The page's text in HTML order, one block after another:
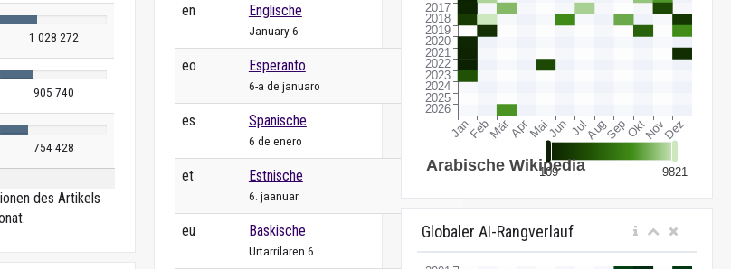
1 028 272
905 740
754 428
des Artikels
en Englische
January 6
eo Esperanto
6-a de januaro
es Spanische
6 de enero
et Estnische
6. jaanuar
eu Baskische
Urtarrilaren 6
Globaler AI-Rangverlauf